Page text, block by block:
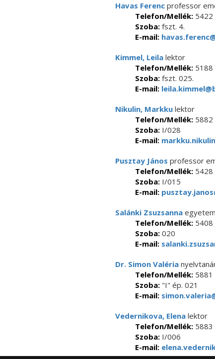
Havas Ferenc professor
Telefon/Mellék: 5422
Szoba: fszt. 4.
E-mail:
Kimmel, Leila lektor
Telefon/Mellék: 5188
Szoba: fszt. 025.
E-mail:
Nikulin, Markku lektor
Telefon/Mellék: 5882
Szoba: I/028
E-mail:
Pusztay János professor
Telefon/Mellék: 5428
Szoba: I/015
E-mail:
Salánki Zsuzsanna
Telefon/Mellék: 5408
Szoba: 020
E-mail:
Dr. Simon Valéria
Telefon/Mellék: 5881
Szoba: "I" ép. 021
E-mail:
Vedernikova, Elena lektor
Telefon/Mellék: 5883
Szoba: I/006
E-mail: